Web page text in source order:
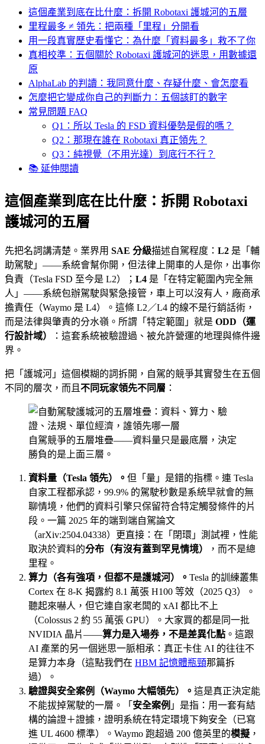
這個產業到底在比什麼：拆開 Robotaxi 護城河的五層
里程最多 ≠ 領先：把兩種「里程」分開看
用一段真實歷史看懂它：為什麼「資料最多」救不了你
真相校準：五個關於 Robotaxi 護城河的迷思，用數據還
原
AlphaLab 的判讀：我同意什麼、存疑什麼、會怎麼看
怎麼把它變成你自己的判斷力：五個該盯的數字
常見問題 FAQ
Q1：所以 Tesla 的 FSD 資料優勢是假的嗎？
Q2：那現在誰在 Robotaxi 真正領先？
Q3：純視覺（不用光達）到底行不行？
📚 延伸閱讀
這個產業到底在比什麼：拆開 Robotaxi
護城河的五層
先把名詞講清楚。業界用 SAE 分級描述自駕程度： L2 是「輔
助駕駛」——系統會幫你開，但法律上開車的人是你，出事你
負責（Tesla FSD 至今是 L2）； L4 是「在特定範圍內完全無
人」——系統包辦駕駛與緊急接管，車上可以沒有人，廠商承
擔責任（Waymo 是 L4）。這條 L2／L4 的線不是行銷話術，
而是法律與肇責的分水嶺。所謂「特定範圍」就是 ODD（運
行設計域）
：這套系統被驗證過、被允許營運的地理與條件邊
界。
把「護城河」這個模糊的詞拆開，自駕的競爭其實發生在五個
不同的層次，而且 不同玩家領先不同層 ：
自駕競爭的五層堆疊——資料量只是最底層，決定
勝負的是上面三層。
資料量（Tesla 領先）。 但「量」是錯的指標。連 Tesla
自家工程都承認，99.9% 的駕駛秒數是系統早就會的無
聊情境，他們的資料引擎只保留符合特定觸發條件的片
段。一篇 2025 年的端到端自駕論文
（arXiv:2504.04338）更直接：在「閉環」測試裡，性能
取決於資料的分布（有沒有蓋到罕見情境）
，而不是總
里程。
算力（各有強項，但都不是護城河）。 Tesla 的訓練叢集
Cortex 在 8-K 揭露約 8.1 萬張 H100 等效（2025 Q3）。
聽起來嚇人，但它連自家老闆的 xAI 都比不上
（Colossus 2 約 55 萬張 GPU）。大家買的都是同一批
NVIDIA 晶片——算力是入場券，不是差異化點 。這跟
AI 產業的另一個迷思一脈相承：真正卡住 AI 的往往不
是算力本身（這點我們在 HBM 記憶體瓶頸那篇拆
過）。
驗證與安全案例（Waymo 大幅領先）。 這是真正決定能
不能拔掉駕駛的一層。「 安全案例 」是指：用一套有結
構的論證＋證據，證明系統在特定環境下夠安全（已寫
進 UL 4600 標準）。Waymo 跑超過 200 億英里的模擬 ，